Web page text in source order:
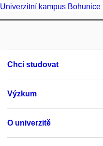
Univerzitní kampus Bohunice
Chci studovat
Výzkum
O univerzitě